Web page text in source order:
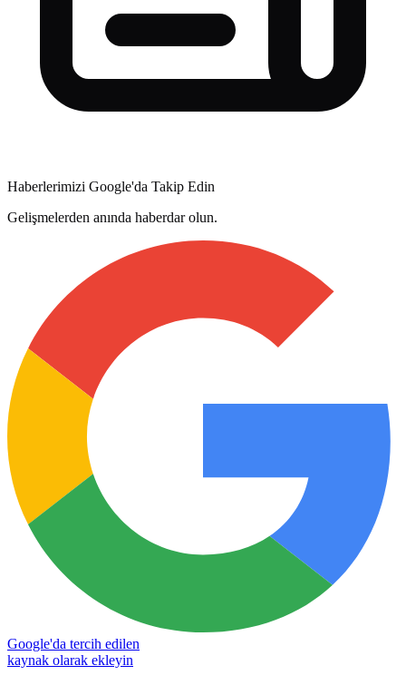
Haberlerimizi Google'da Takip Edin
Gelişmelerden anında haberdar olun.
Google'da tercih edilen
kaynak olarak ekleyin